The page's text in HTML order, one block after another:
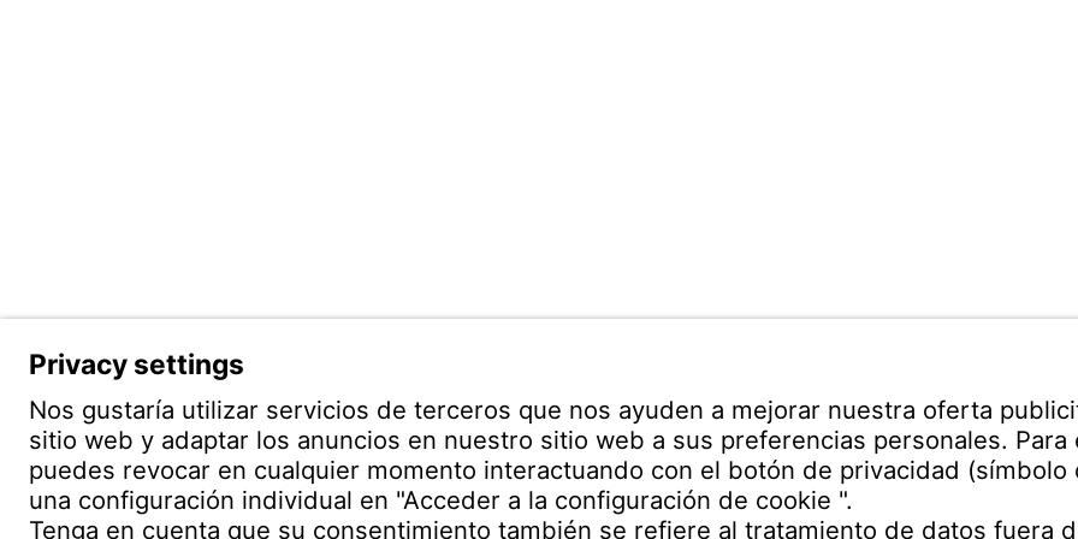
Polígono Industrial Henares
C/. Livorno s/n
19004 Guadalajara
Teléfono recepción:
+34 949 325 200(24